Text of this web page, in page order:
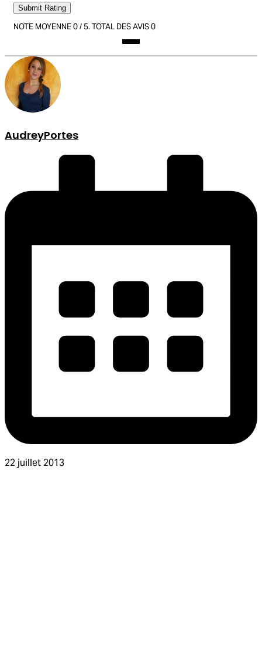
Submit Rating
NOTE MOYENNE0/ 5. TOTAL DES AVIS0
AudreyPortes
22 juillet 2013